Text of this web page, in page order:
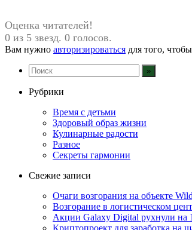
Оценка читателей!
0 из 5 звезд. 0 голосов.
Вам нужно авторизироваться для того,
Рубрики
Время с детьми
Здоровый образ жизни
Кулинарные радости
Разное
Секреты гармонии
Свежие записи
Очаги возгорания на объекте
Возгорание в логистическом
Акции Galaxy Digital рухнули на
Криптопроект для заработка на